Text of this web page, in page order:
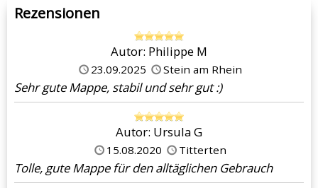
Rezensionen
Autor: Philippe M
23.09.2025 Stein am Rhein
Sehr gute Mappe, stabil und sehr gut :)
Autor: Ursula G
15.08.2020 Titterten
Tolle, gute Mappe für den alltäglichen Gebrauch